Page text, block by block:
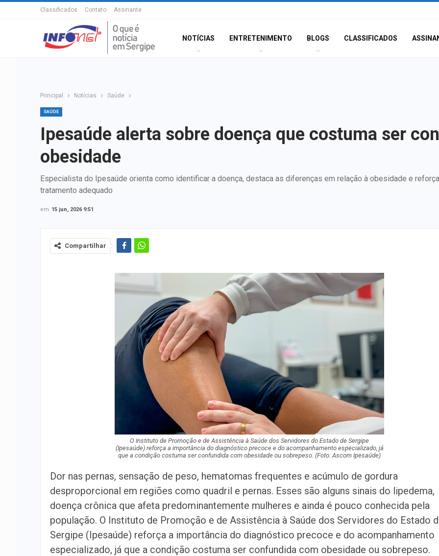
Classificados Contato Assinante
NOTÍCIAS ENTRETENIMENTO BLOGS CLASSIFICADOS
Principal Notícias Saúde
SAÚDE
Ipesaúde alerta sobre doença que costuma ser
obesidade
Especialista do Ipesaúde orienta como identificar a doença, destaca as diferenças em relação à obesidade e
tratamento adequado
em 15 jun, 2026 9:51
Compartilhar
O Instituto de Promoção e de Assistência à Saúde dos Servidores do Estado de Sergipe
(Ipesaúde) reforça a importância do diagnóstico precoce e do acompanhamento especializado, já
que a condição costuma ser confundida com obesidade ou sobrepeso. (Foto: Ascom Ipesaúde)
Dor nas pernas, sensação de peso, hematomas frequentes e acúmulo de gordura
desproporcional em regiões como quadril e pernas. Esses são alguns sinais do lipedema,
doença crônica que afeta predominantemente mulheres e ainda é pouco conhecida pela
população. O Instituto de Promoção e de Assistência à Saúde dos Servidores do Estado
Sergipe (Ipesaúde) reforça a importância do diagnóstico precoce e do acompanhamento
especializado, já que a condição costuma ser confundida com obesidade ou sobrepeso.